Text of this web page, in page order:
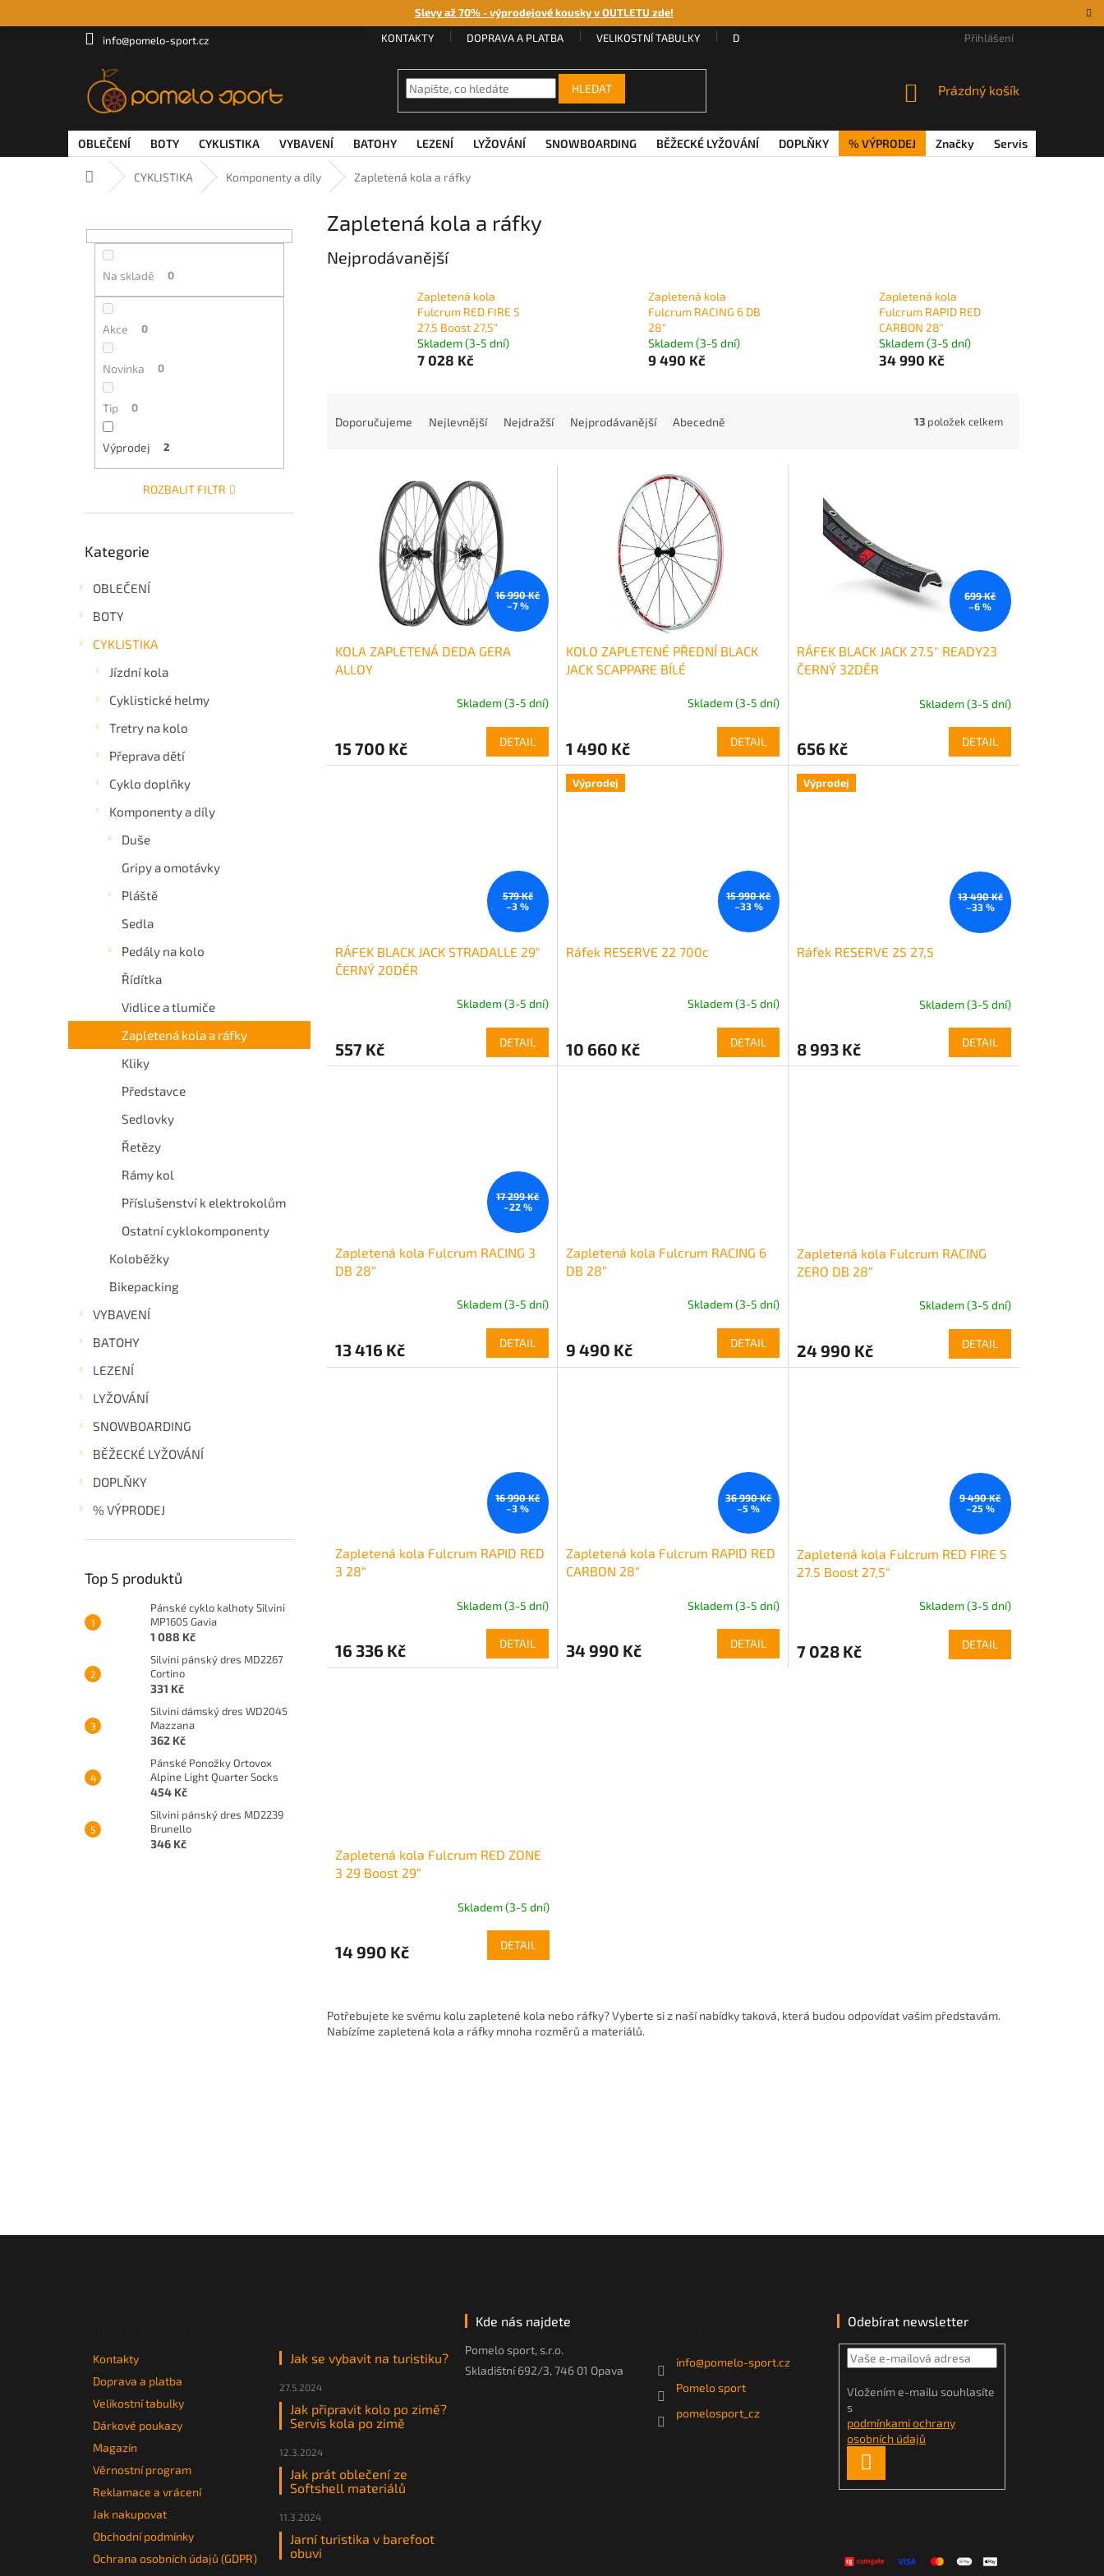
Slevy až 70% - výprodejové kousky v OUTLETU zde!
info@pomelo-sport.cz KONTAKTY DOPRAVA A PLATBA VELIKOSTNÍ TABULKY DÁRKOVÉ POUKAZY VĚRNOSTNÍ PROGRAM
Přihlášení
HLEDAT
NÁKUPNÍ
Prázdný košík
OBLEČENÍ BOTY CYKLISTIKA VYBAVENÍ BATOHY LEZENÍ LYŽOVÁNÍ SNOWBOARDING BĚŽECKÉ LYŽOVÁNÍ DOPLŇKY % VÝPRODEJ Značky Servis
Domů CYKLISTIKA Komponenty a díly Zapletená kola a ráfky
Na skladě 0
Akce 0
Novinka 0
Tip 0
Výprodej 2
ROZBALIT FILTR
kategorie
Kategorie
OBLEČENÍ
BOTY
CYKLISTIKA
Jízdní kola
Cyklistické helmy
Tretry na kolo
Přeprava dětí
Cyklo doplňky
Komponenty a díly
Duše
Gripy a omotávky
Pláště
Sedla
Pedály na kolo
Řídítka
Vidlice a tlumiče
Zapletená kola a ráfky
Kliky
Představce
Sedlovky
Řetězy
Rámy kol
Příslušenství k elektrokolům
Ostatní cyklokomponenty
Koloběžky
Bikepacking
VYBAVENÍ
BATOHY
LEZENÍ
LYŽOVÁNÍ
SNOWBOARDING
BĚŽECKÉ LYŽOVÁNÍ
DOPLŇKY
% VÝPRODEJ
Top 5 produktů
Pánské cyklo kalhoty Silvini
MP1605 Gavia
1 088 Kč
Silvini pánský dres MD2267
Cortino
331 Kč
Silvini dámský dres WD2045
Mazzana
362 Kč
Pánské Ponožky Ortovox
Alpine Light Quarter Socks
454 Kč
Silvini pánský dres MD2239
Brunello
346 Kč
Zapletená kola a ráfky
Nejprodávanější
Zapletená kola
Fulcrum RED FIRE 5
27.5 Boost 27,5“
Skladem (3-5 dní)
7 028 Kč
Zapletená kola
Fulcrum RACING 6 DB
28“
Skladem (3-5 dní)
9 490 Kč
Zapletená kola
Fulcrum RAPID RED
CARBON 28“
Skladem (3-5 dní)
34 990 Kč
Doporučujeme Nejlevnější Nejdražší Nejprodávanější Abecedně 13 položek celkem
16 990 Kč
–7 %
KOLA ZAPLETENÁ DEDA GERA
ALLOY
Skladem (3-5 dní)
15 700 Kč DETAIL
KOLO ZAPLETENÉ PŘEDNÍ BLACK
JACK SCAPPARE BÍLÉ
Skladem (3-5 dní)
1 490 Kč DETAIL
699 Kč
–6 %
RÁFEK BLACK JACK 27.5" READY23
ČERNÝ 32DĚR
Skladem (3-5 dní)
656 Kč DETAIL
579 Kč
–3 %
RÁFEK BLACK JACK STRADALLE 29"
ČERNÝ 20DĚR
Skladem (3-5 dní)
557 Kč DETAIL
Výprodej
15 990 Kč
–33 %
Ráfek RESERVE 22 700c
Skladem (3-5 dní)
10 660 Kč DETAIL
Výprodej
13 490 Kč
–33 %
Ráfek RESERVE 25 27,5
Skladem (3-5 dní)
8 993 Kč DETAIL
17 299 Kč
–22 %
Zapletená kola Fulcrum RACING 3
DB 28“
Skladem (3-5 dní)
13 416 Kč DETAIL
Zapletená kola Fulcrum RACING 6
DB 28“
Skladem (3-5 dní)
9 490 Kč DETAIL
Zapletená kola Fulcrum RACING
ZERO DB 28“
Skladem (3-5 dní)
24 990 Kč DETAIL
16 990 Kč
–3 %
Zapletená kola Fulcrum RAPID RED
3 28“
Skladem (3-5 dní)
16 336 Kč DETAIL
36 990 Kč
–5 %
Zapletená kola Fulcrum RAPID RED
CARBON 28“
Skladem (3-5 dní)
34 990 Kč DETAIL
9 490 Kč
–25 %
Zapletená kola Fulcrum RED FIRE 5
27.5 Boost 27,5“
Skladem (3-5 dní)
7 028 Kč DETAIL
Zapletená kola Fulcrum RED ZONE
3 29 Boost 29“
Skladem (3-5 dní)
14 990 Kč DETAIL
l
i
Potřebujete ke svému kolu zapletené kola nebo ráfky? Vyberte si z naší nabídky taková, která budou odpovídat vašim představám.
Nabízíme zapletená kola a ráfky mnoha rozměrů a materiálů.
Kontakty
Doprava a platba
Velikostní tabulky
Dárkové poukazy
Magazín
Věrnostní program
Reklamace a vrácení
Jak nakupovat
Obchodní podmínky
Ochrana osobních údajů (GDPR)
Jak se vybavit na turistiku?
27.5.2024
Jak připravit kolo po zimě?
Servis kola po zimě
12.3.2024
Jak prát oblečení ze
Softshell materiálů
11.3.2024
Jarní turistika v barefoot
obuvi
Kde nás najdete
Pomelo sport, s.r.o.
Skladištní 692/3, 746 01 Opava
info@pomelo-sport.cz
Pomelo sport
pomelosport_cz
Odebírat newsletter
Vložením e-mailu souhlasíte
s
podmínkami ochrany
osobních údajů
SE